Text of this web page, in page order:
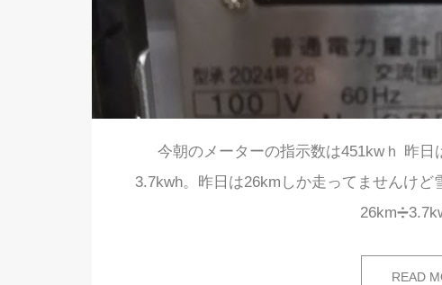
今朝のメーターの指示数は451kwｈ 昨日
3.7kwh。昨日は26kmしか走ってませんけど
READ